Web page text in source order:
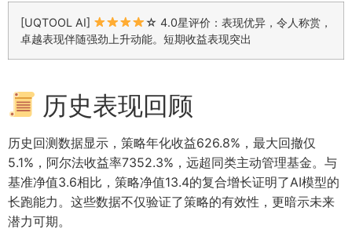
[UQTOOL AI]
☆ 4.0星评价：表现优异，令人称赏，
卓越表现伴随强劲上升动能。短期收益表现突出
历史表现回顾
历史回测数据显示，策略年化收益626.8%，最大回撤仅
5.1%，阿尔法收益率7352.3%，远超同类主动管理基金。与
基准净值3.6相比，策略净值13.4的复合增长证明了AI模型的
长跑能力。这些数据不仅验证了策略的有效性，更暗示未来
潜力可期。